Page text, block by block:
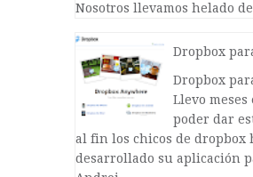
Nosotros llevamos helado
Dropbox
Dropbox
Llevo meses
poder dar
al fin los chicos de dropbox
desarrollado su aplicación